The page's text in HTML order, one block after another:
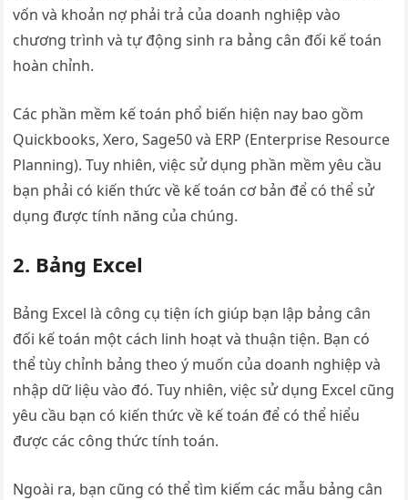
vốn và khoản nợ phải trả của doanh nghiệp vào
chương trình và tự động sinh ra bảng cân đối kế toán
hoàn chỉnh.
Các phần mềm kế toán phổ biến hiện nay bao gồm
Quickbooks, Xero, Sage50 và ERP (Enterprise Resource
Planning). Tuy nhiên, việc sử dụng phần mềm yêu cầu
bạn phải có kiến ​​thức về kế toán cơ bản để có thể sử
dụng được tính năng của chúng.
2. Bảng Excel
Bảng Excel là công cụ tiện ích giúp bạn lập bảng cân
đối kế toán một cách linh hoạt và thuận tiện. Bạn có
thể tùy chỉnh bảng theo ý muốn của doanh nghiệp và
nhập dữ liệu vào đó. Tuy nhiên, việc sử dụng Excel cũng
yêu cầu bạn có kiến thức về kế toán để có thể hiểu
được các công thức tính toán.
Ngoài ra, bạn cũng có thể tìm kiếm các mẫu bảng cân